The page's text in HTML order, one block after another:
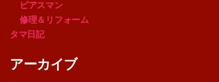
ピアスマン
修理＆リフォーム
タマ日記
アーカイブ